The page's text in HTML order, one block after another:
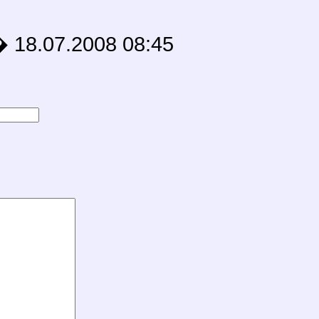
08:45